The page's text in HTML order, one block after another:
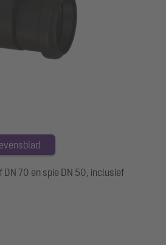
70 en spie DN 50, inclusief